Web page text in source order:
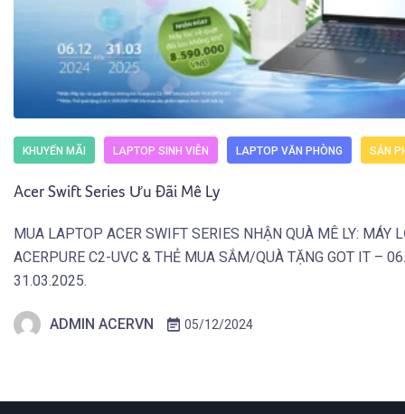
KHUYẾN MÃI LAPTOP SINH VIÊN LAPTOP VĂN PHÒNG SẢN
Acer Swift Series Ưu Đãi Mê Ly
MUA LAPTOP ACER SWIFT SERIES NHẬN QUÀ MÊ LY: MÁY
ACERPURE C2-UVC & THẺ MUA SẮM/QUÀ TẶNG GOT IT –
31.03.2025.
ADMIN ACERVN 05/12/2024